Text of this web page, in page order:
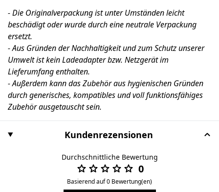
- Die Originalverpackung ist unter Umständen leicht
beschädigt oder wurde durch eine neutrale Verpackung
ersetzt.
- Aus Gründen der Nachhaltigkeit und zum Schutz unserer
Umwelt ist kein Ladeadapter bzw. Netzgerät im
Lieferumfang enthalten.
- Außerdem kann das Zubehör aus hygienischen Gründen
durch generisches, kompatibles und voll funktionsfähiges
Zubehör ausgetauscht sein.
Kundenrezensionen
Durchschnittliche Bewertung
0
Basierend auf 0 Bewertung(en)